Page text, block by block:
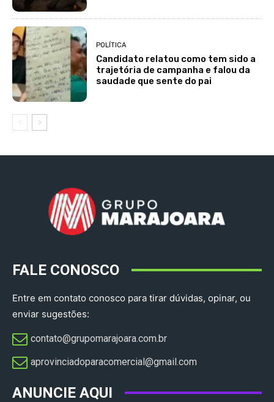
POLÍTICA
Candidato relatou como tem sido a
trajetória de campanha e falou da
saudade que sente do pai
FALE CONOSCO
Entre em contato conosco para tirar dúvidas, opinar, ou
enviar sugestões:
contato@grupomarajoara.com.br
aprovinciadoparacomercial@gmail.com​
ANUNCIE AQUI